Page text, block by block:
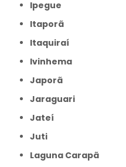
Ipegue
Itaporã
Itaquiraí
Ivinhema
Japorã
Jaraguari
Jateí
Juti
Laguna Carapã